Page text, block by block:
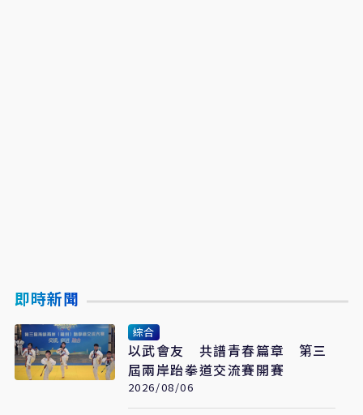
即時新聞
綜合
以武會友 共譜青春篇章 第三
屆兩岸跆拳道交流賽開賽
2026/08/06